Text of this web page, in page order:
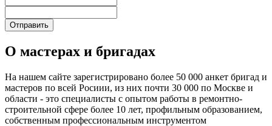
О мастерах и бригадах
На нашем сайте зарегистрировано более 50 000 анкет бригад и
мастеров по всей Росиии, из них почти 30 000 по Москве и
области - это специалисты с опытом работы в ремонтно-
строительной сфере более 10 лет, профильным образованием,
собственным профессиональным инструментом